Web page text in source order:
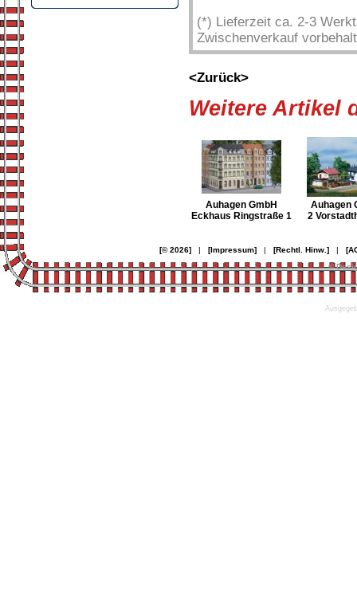
(*) Lieferzeit ca. 2-3
Zwischenverkauf
<Zurück>
Weitere Artikel
Auhagen GmbH
Eckhaus Ringstraße 1
Auhagen
2
[© 2026]| [Impressum]| [Rechtl. Hinw.]|
©